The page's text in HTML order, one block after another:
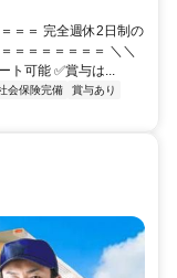
＝＝ 完全週休2日制の
＝＝＝＝＝＝＝ ＼＼
ト可能 ✅賞与は...
会保険完備
賞与あり